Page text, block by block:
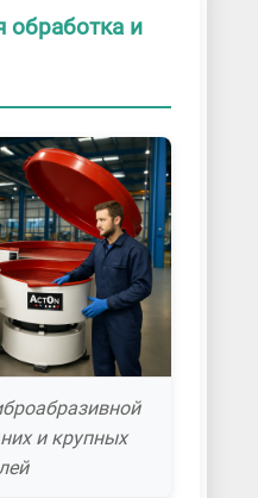
обработка и
и крупных